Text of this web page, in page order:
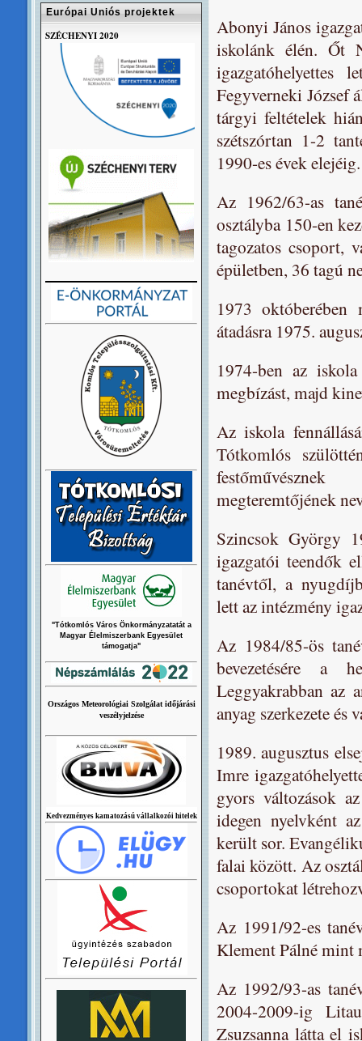
Abonyi János
iskolánk élén. Őt
Fegyverneki József
tárgyi feltételek
szétszórtan 1-2
1990-es évek elejéig.
Az 1962/63-as
osztályba 150-en
tagozatos csoport,
épületben, 36 tagú
1973 októberében
átadásra 1975.
1974-ben az
megbízást, majd
Az iskola
Tótkomlós
megteremtőjének
Szincsok György
igazgatói teendők
tanévtől, a
lett az intézmény
Az 1984/85-ös
bevezetésére a
Leggyakrabban az
anyag szerkezete
1989. augusztus
Imre
gyors változások
idegen nyelvként
került sor.
falai között. Az
csoportokat
Az 1991/92-es
Klement Pálné mint
Az 1992/93-as
2004-2009-ig
Zsuzsanna látta el
Európai Uniós projektek
SZÉCHENYI 2020
"Tótkomlós Város Önkormányzatatát a
Magyar Élelmiszerbank Egyesület
támogatja"
Országos Meteorológiai Szolgálat időjárási
veszélyjelzése
Kedvezményes kamatozású vállalkozói hitelek